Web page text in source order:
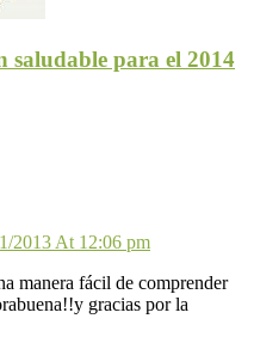
saludable para el 2014
2013 At 12:06 pm
manera fácil de comprender
gracias por la